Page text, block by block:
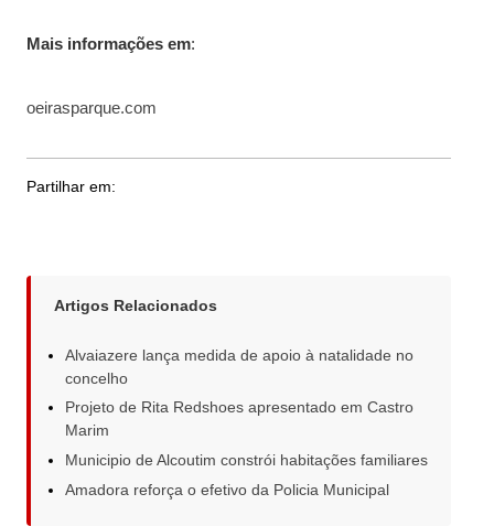
Mais informações em:
oeirasparque.com
Partilhar em:
Artigos Relacionados
Alvaiazere lança medida de apoio à natalidade no
concelho
Projeto de Rita Redshoes apresentado em Castro
Marim
Municipio de Alcoutim constrói habitações familiares
Amadora reforça o efetivo da Policia Municipal